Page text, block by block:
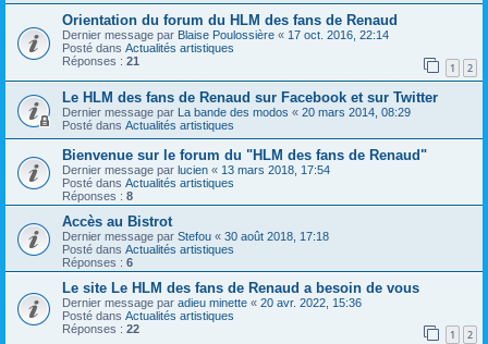
Orientation du forum du HLM des fans de Renaud
Dernier message par Blaise Poulossière « 17 oct. 2016, 22:14
Posté dans Actualités artistiques
Réponses : 21 1 2
Le HLM des fans de Renaud sur Facebook et sur Twitter
Dernier message par La bande des modos « 20 mars 2014, 08:29
Posté dans Actualités artistiques
Bienvenue sur le forum du "HLM des fans de Renaud"
Dernier message par lucien « 13 mars 2018, 17:54
Posté dans Actualités artistiques
Réponses : 8
Accès au Bistrot
Dernier message par Stefou « 30 août 2018, 17:18
Posté dans Actualités artistiques
Réponses : 6
Le site Le HLM des fans de Renaud a besoin de vous
Dernier message par adieu minette « 20 avr. 2022, 15:36
Posté dans Actualités artistiques
Réponses : 22 1 2